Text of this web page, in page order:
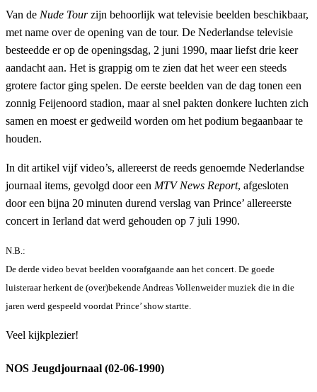
Van de Nude Tourzijn behoorlijk wat televisie beelden beschikbaar,
met name over de opening van de tour. De Nederlandse televisie
besteedde er op de openingsdag, 2 juni 1990, maar liefst drie keer
aandacht aan. Het is grappig om te zien dat het weer een steeds
grotere factor ging spelen. De eerste beelden van de dag tonen een
zonnig Feijenoord stadion, maar al snel pakten donkere luchten zich
samen en moest er gedweild worden om het podium begaanbaar te
houden.
In dit artikel vijf video’s, allereerst de reeds genoemde Nederlandse
journaal items, gevolgd door een MTV News Report, afgesloten
door een bijna 20 minuten durend verslag van Prince’ allereerste
concert in Ierland dat werd gehouden op 7 juli 1990.
N.B.:
De derde video bevat beelden voorafgaande aan het concert. De goede
luisteraar herkent de (over)bekende Andreas Vollenweider muziek die in die
jaren werd gespeeld voordat Prince’ show startte.
Veel kijkplezier!
NOS Jeugdjournaal (02-06-1990)